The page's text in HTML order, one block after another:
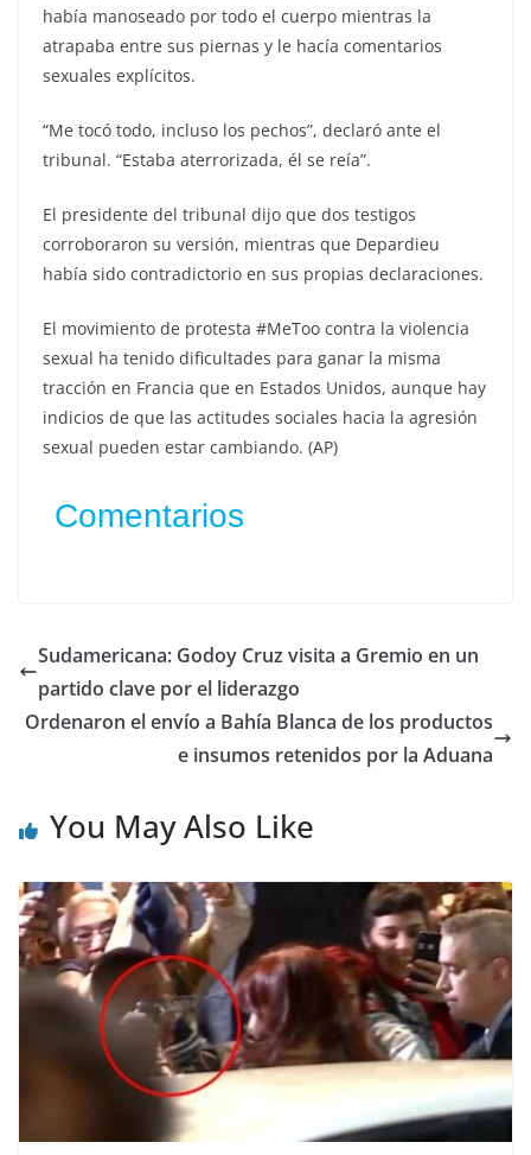
había manoseado por todo el cuerpo mientras la
atrapaba entre sus piernas y le hacía comentarios
sexuales explícitos.
“Me tocó todo, incluso los pechos”, declaró ante el
tribunal. “Estaba aterrorizada, él se reía”.
El presidente del tribunal dijo que dos testigos
corroboraron su versión, mientras que Depardieu
había sido contradictorio en sus propias declaraciones.
El movimiento de protesta #MeToo contra la violencia
sexual ha tenido dificultades para ganar la misma
tracción en Francia que en Estados Unidos, aunque hay
indicios de que las actitudes sociales hacia la agresión
sexual pueden estar cambiando. (AP)
Comentarios
Sudamericana: Godoy Cruz visita a Gremio en un
partido clave por el liderazgo
Ordenaron el envío a Bahía Blanca de los productos
e insumos retenidos por la Aduana
You May Also Like